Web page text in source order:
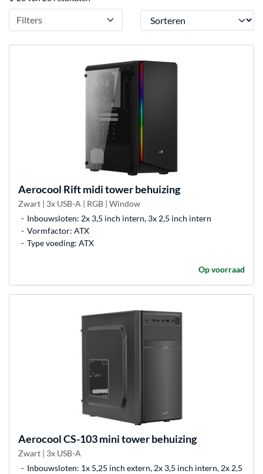
Filters Sorteren
Aerocool Rift midi tower behuizing
Zwart | 3x USB-A | RGB | Window
Inbouwsloten: 2x 3,5 inch intern, 3x 2,5 inch intern
Vormfactor: ATX
Type voeding: ATX
Op voorraad
AerocoolCS-103 mini tower behuizing
Zwart | 3x USB-A
Inbouwsloten: 1x 5,25 inch extern, 2x 3,5 inch intern, 2x 2,5